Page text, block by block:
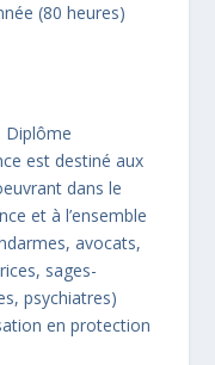
(80 heures)
Diplôme
est destiné aux
dans le
et à l’ensemble
avocats,
sages-
psychiatres)
en protection